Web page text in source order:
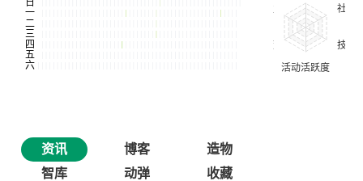
资讯 博客
造物
智库
动弹
收藏